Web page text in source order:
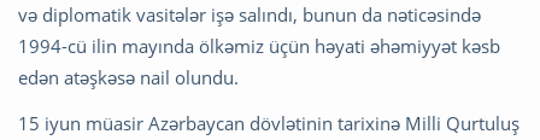
və diplomatik vasitələr işə salındı, bunun da nəticəsində
1994-cü ilin mayında ölkəmiz üçün həyati əhəmiyyət kəsb
edən atəşkəsə nail olundu.
15 iyun müasir Azərbaycan dövlətinin tarixinə Milli Qurtuluş